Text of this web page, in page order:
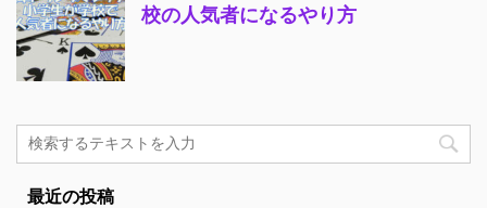
校の人気者になるやり方
最近の投稿